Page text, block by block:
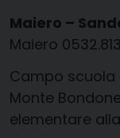
Maiero –
Maiero
Campo scuola
Monte
elementare